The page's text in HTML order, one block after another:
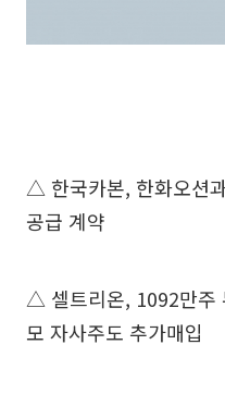
△ 한국카본, 한화오션
공급 계약
△ 셀트리온, 1092만주
모 자사주도 추가매입